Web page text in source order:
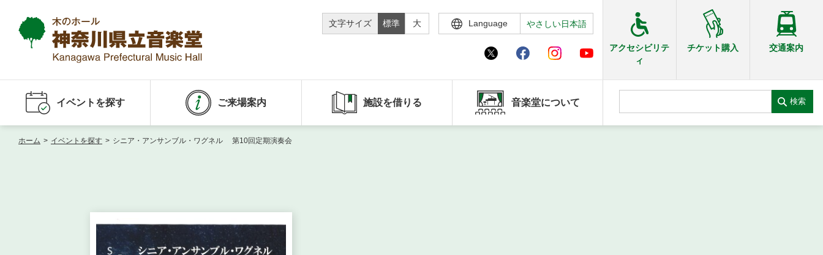
文字サイズ 標準 大 Language やさしい日本語
アクセシビリテ
ィ
チケット購入 交通案内
イベントを探す ご来場案内 施設を借りる 音楽堂について 検索
ホーム > イベントを探す > シニア・アンサンブル・ワグネル 第10回定期演奏会